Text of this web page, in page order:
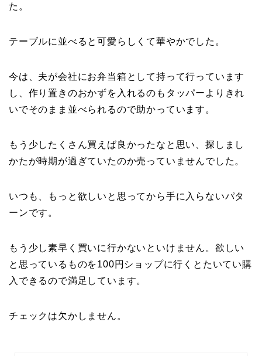
た。
テーブルに並べると可愛らしくて華やかでした。
今は、夫が会社にお弁当箱として持って行っています
し、作り置きのおかずを入れるのもタッパーよりきれ
いでそのまま並べられるので助かっています。
もう少したくさん買えば良かったなと思い、探しまし
かたが時期が過ぎていたのか売っていませんでした。
いつも、もっと欲しいと思ってから手に入らないパタ
ーンです。
もう少し素早く買いに行かないといけません。欲しい
と思っているものを100円ショップに行くとたいてい購
入できるので満足しています。
チェックは欠かしません。